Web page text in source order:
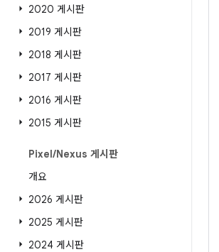
2020 게시판
2019 게시판
2018 게시판
2017 게시판
2016 게시판
2015 게시판
Pixel/Nexus 게시판
개요
2026 게시판
2025 게시판
2024 게시판